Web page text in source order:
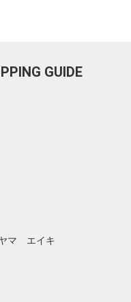
GUIDE
マ エイキ